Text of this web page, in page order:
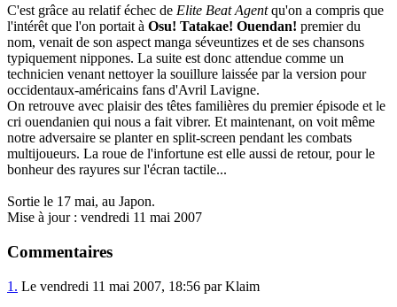
C'est grâce au relatif échec de Elite Beat Agentqu'on a compris que
l'intérêt que l'on portait à Osu! Tatakae! Ouendan! premier du
nom, venait de son aspect manga séveuntizes et de ses chansons
typiquement nippones. La suite est donc attendue comme un
technicien venant nettoyer la souillure laissée par la version pour
occidentaux-américains fans d'Avril Lavigne.
On retrouve avec plaisir des têtes familières du premier épisode et le
cri ouendanien qui nous a fait vibrer. Et maintenant, on voit même
notre adversaire se planter en split-screen pendant les combats
multijoueurs. La roue de l'infortune est elle aussi de retour, pour le
bonheur des rayures sur l'écran tactile...
Sortie le 17 mai, au Japon.
Mise à jour : vendredi 11 mai 2007
Commentaires
1. Le vendredi 11 mai 2007, 18:56 par Klaim